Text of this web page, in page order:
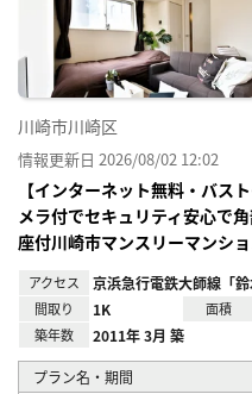
川崎市川崎区
情報更新日 2026/08/02 12:02
【インターネット無料・バス
メラ付でセキュリティ安心で
座付川崎市マンスリーマンシ
アクセス 京浜急行電鉄大師線「鈴
間取り 1K 面積
築年数 2011年 3月 築
プラン名・期間